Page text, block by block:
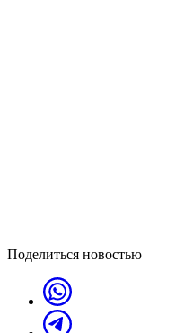
Поделиться новостью